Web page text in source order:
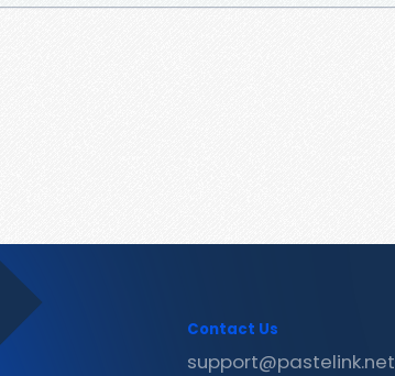
Contact Us
support@pastelink.net